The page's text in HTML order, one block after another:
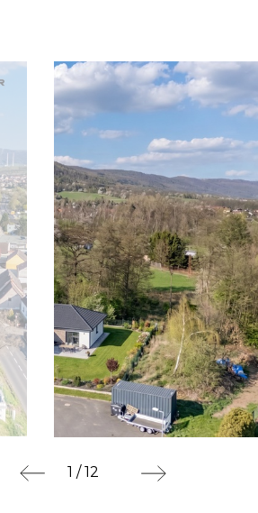
1 / 12